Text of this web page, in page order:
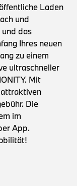
Laden
und
und das
Ihres neuen
zu einem
ultraschneller
Mit
attraktiven
Die
im
App.